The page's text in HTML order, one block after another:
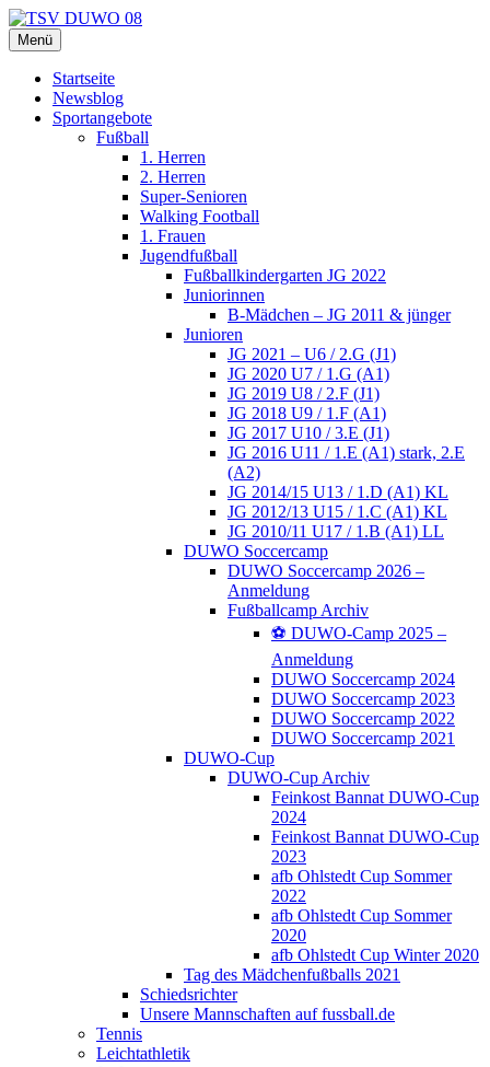
Zum
Inhalt
springen
TSV DUWO 08
Hamburg Sportverein Ohlstedt
Menü
Startseite
Newsblog
Sportangebote
Fußball
1. Herren
2. Herren
Super-Senioren
Walking Football
1. Frauen
Jugendfußball
Fußballkindergarten JG 2022
Juniorinnen
B-Mädchen – JG 2011 & jünger
Junioren
JG 2021 – U6 / 2.G (J1)
JG 2020 U7 / 1.G (A1)
JG 2019 U8 / 2.F (J1)
JG 2018 U9 / 1.F (A1)
JG 2017 U10 / 3.E (J1)
JG 2016 U11 / 1.E (A1) stark, 2.E
(A2)
JG 2014/15 U13 / 1.D (A1) KL
JG 2012/13 U15 / 1.C (A1) KL
JG 2010/11 U17 / 1.B (A1) LL
DUWO Soccercamp
DUWO Soccercamp 2026 –
Anmeldung
Fußballcamp Archiv
⚽️ DUWO-Camp 2025 –
Anmeldung
DUWO Soccercamp 2024
DUWO Soccercamp 2023
DUWO Soccercamp 2022
DUWO Soccercamp 2021
DUWO-Cup
DUWO-Cup Archiv
Feinkost Bannat DUWO-Cup
2024
Feinkost Bannat DUWO-Cup
2023
afb Ohlstedt Cup Sommer
2022
afb Ohlstedt Cup Sommer
2020
afb Ohlstedt Cup Winter 2020
Tag des Mädchenfußballs 2021
Schiedsrichter
Unsere Mannschaften auf fussball.de
Tennis
Leichtathletik